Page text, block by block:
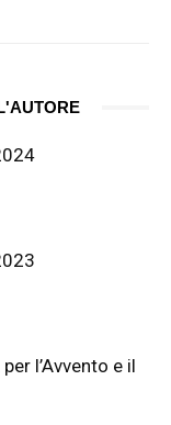
l’Avvento e il